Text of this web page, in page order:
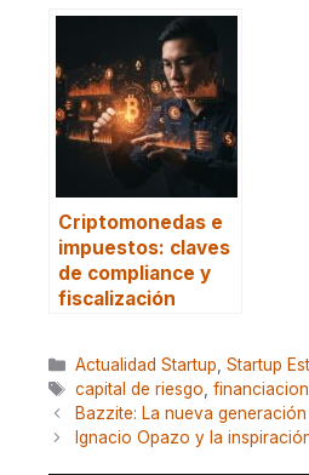
Criptomonedas e
impuestos: claves
de compliance y
fiscalización
Categorías
Actualidad Startup Startup
Etiquetas
capital de riesgo financiacion
Bazzite: La nueva
Ignacio Opazo y la